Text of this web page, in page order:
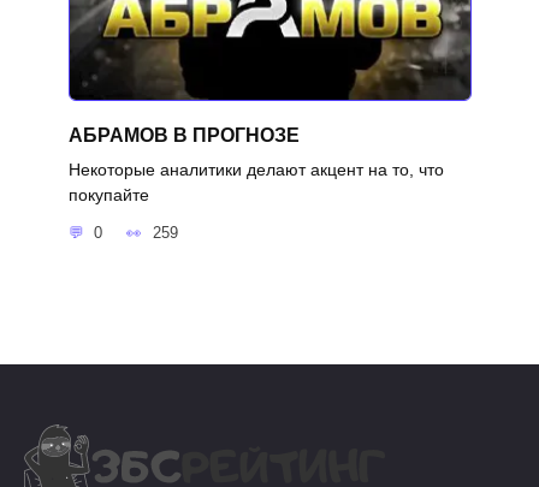
АБРАМОВ В ПРОГНОЗЕ
Некоторые аналитики делают акцент на то, что
покупайте
0 259